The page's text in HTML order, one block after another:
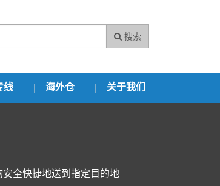
搜索
线 海外仓 关于我们
全快捷地送到指定目的地